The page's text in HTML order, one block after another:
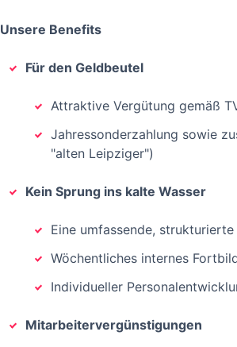
Unsere Benefits
Für den Geldbeutel
Attraktive Vergütung gemäß
Jahressonderzahlung sowie
"alten Leipziger")
Kein Sprung ins kalte Wasser
Eine umfassende,
Wöchentliches internes
Individueller
Mitarbeitervergünstigungen